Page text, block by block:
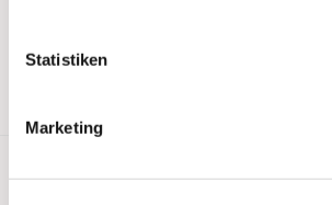
Statistiken
Marketing